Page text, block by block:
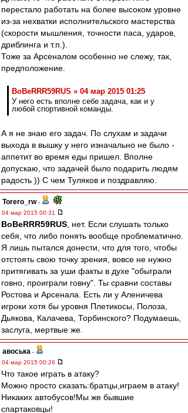
перестало работать на более высоком уровне
из-за нехватки исполнительского мастерства
(скорости мышления, точности паса, ударов,
дриблинга и т.п.).
Тоже за Арсеналом особенно не слежу, так,
предположение.
BoBeRRR59RUS » 04 мар 2015 01:25
У него есть вполне себе задача, как и у
любой спортивной команды.
А я не знаю его задач. По слухам и задачи
выхода в вышку у него изначально не было -
аппетит во время еды пришел. Вполне
допускаю, что задачей было подарить людям
радость )) С чем Туляков и поздравляю.
Torero_rw-
04 мар 2015 00:31
BoBeRRR59RUS , нет. Если слушать только
себя, что либо понять вообще проблематично.
Я лишь пытался донести, что для того, чтобы
отстоять свою точку зрения, вовсе не нужно
притягивать за уши факты в духе "обыграли
говно, проиграли говну". Ты сравни составы
Ростова и Арсенала. Есть ли у Аленичева
игроки хотя бы уровня Плетикосы, Полоза,
Дьякова, Калачева, Торбинского? Подумаешь,
заслуга, мертвые же.
авоська -
04 мар 2015 00:26
Что такое играть в атаку?
Можно просто сказать:братцы,играем в атаку!
Никаких автобусов!Мы же бывшие
спартаковцы!